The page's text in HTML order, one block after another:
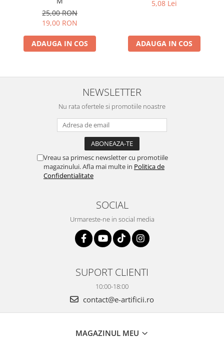
25,00 RON
19,00 RON
ADAUGA IN COS
5,08 Lei
ADAUGA IN COS
NEWSLETTER
Nu rata ofertele si promotiile noastre
Vreau sa primesc newsletter cu promotiile
magazinului. Afla mai multe in Politica de
Confidentialitate
SOCIAL
Urmareste-ne in social media
SUPORT CLIENTI
10:00-18:00
contact@e-artificii.ro
MAGAZINUL MEU